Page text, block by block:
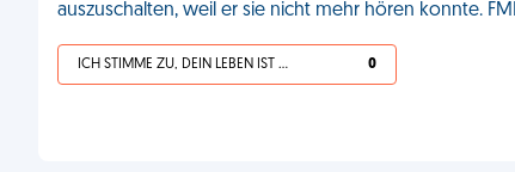
auszuschalten, weil er sie nicht mehr hören konnte.
ICH STIMME ZU, DEIN LEBEN IST SCHEISSE 0